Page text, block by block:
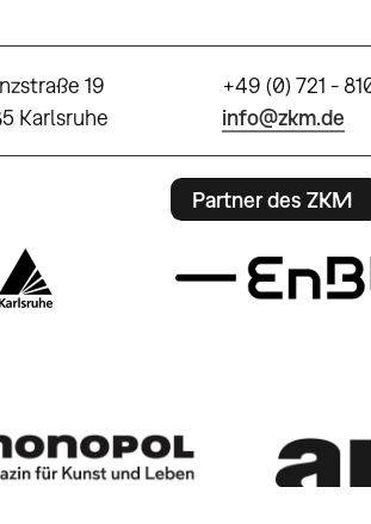
19
Karlsruhe
+49 (0) 721 -
info@zkm.de
Partner des ZKM